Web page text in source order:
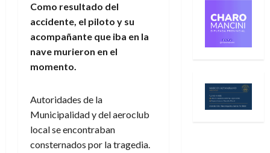
Como resultado del
accidente, el piloto y su
acompañante que iba en la
nave murieron en el
momento.
Autoridades de la
Municipalidad y del aeroclub
local se encontraban
consternados por la tragedia.